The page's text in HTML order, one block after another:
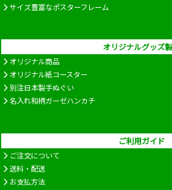
サイズ豊富なポスターフレーム
オリジナルグッズ
オリジナル商品
オリジナル紙コースター
別注日本製手ぬぐい
名入れ和柄ガーゼハンカチ
ご利用ガイド
ご注文について
送料・配送
お支払方法